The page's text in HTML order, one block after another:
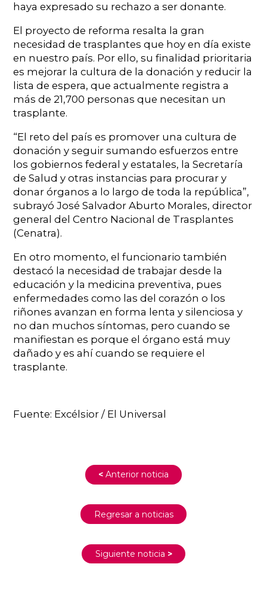
haya expresado su rechazo a ser donante.
El proyecto de reforma resalta la gran
necesidad de trasplantes que hoy en día existe
en nuestro país. Por ello, su finalidad prioritaria
es mejorar la cultura de la donación y reducir la
lista de espera, que actualmente registra a
más de 21,700 personas que necesitan un
trasplante.
“El reto del país es promover una cultura de
donación y seguir sumando esfuerzos entre
los gobiernos federal y estatales, la Secretaría
de Salud y otras instancias para procurar y
donar órganos a lo largo de toda la república”,
subrayó José Salvador Aburto Morales, director
general del Centro Nacional de Trasplantes
(Cenatra).
En otro momento, el funcionario también
destacó la necesidad de trabajar desde la
educación y la medicina preventiva, pues
enfermedades como las del corazón o los
riñones avanzan en forma lenta y silenciosa y
no dan muchos síntomas, pero cuando se
manifiestan es porque el órgano está muy
dañado y es ahí cuando se requiere el
trasplante.
Fuente: Excélsior / El Universal
< Anterior noticia
Regresar a noticias
Siguiente noticia >